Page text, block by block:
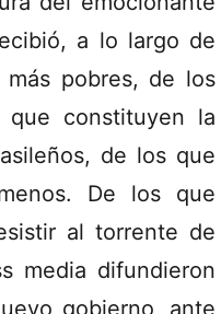
a lo largo de
pobres, de los
que constituyen la
de los que
De los que
al torrente de
media difundieron
gobierno, ante